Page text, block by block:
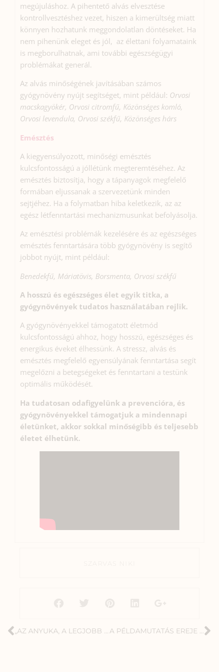
megújuláshoz. A pihentető alvás elvesztése
kontrollvesztéshez vezet, hiszen a kimerültség miatt
könnyen hozhatunk meggondolatlan döntéseket. Ha
nem pihenünk eleget és jól, az élettani folyamataink
is megborulhatnak, ami további egészségügyi
problémákat generál.
Az alvás minőségének javításában számos
gyógynövény nyújt segítséget, mint például: Orvosi
macskagyökér, Orvosi citromfű, Közönséges komló,
Orvosi levendula, Orvosi székfű, Közönséges hárs
Emésztés
A kiegyensúlyozott, minőségi emésztés
kulcsfontosságú a jóllétünk megteremtéséhez. Az
emésztés biztosítja, hogy a tápanyagok megfelelő
formában eljussanak a szervezetünk minden
sejtjéhez. Ha a folymatban hiba keletkezik, az az
egész létfenntartási mechanizmusunkat befolyásolja.
Az emésztési problémák kezelésére és az egészséges
emésztés fenntartására több gyógynövény is segítő
jobbot nyújt, mint például:
Benedekfű, Máriatövis, Borsmenta, Orvosi székfű
A hosszú és egészséges élet egyik titka, a
gyógynövények tudatos használatában rejlik.
A gyógynövényekkel támogatott életmód
kulcsfontosságú ahhoz, hogy hosszú, egészséges és
energikus éveket élhessünk. A stressz, alvás és
emésztés megfelelő egyensúlyának fenntartása segít
megelőzni a betegségeket és fenntartani a testünk
optimális működését.
Ha tudatosan odafigyelünk a prevencióra, és
gyógynövényekkel támogatjuk a mindennapi
életünket, akkor sokkal minőségibb és teljesebb
életet élhetünk.
„AZ ANYUKA, A LEGJOBB MUNKAERŐ!” A PÉLDAMUTATÁS EREJE KULCSFONTOSSÁGÚ